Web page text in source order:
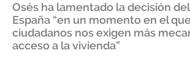
Osés ha lamentado la decisión
España “en un momento en el
ciudadanos nos exigen más
acceso a la vivienda”